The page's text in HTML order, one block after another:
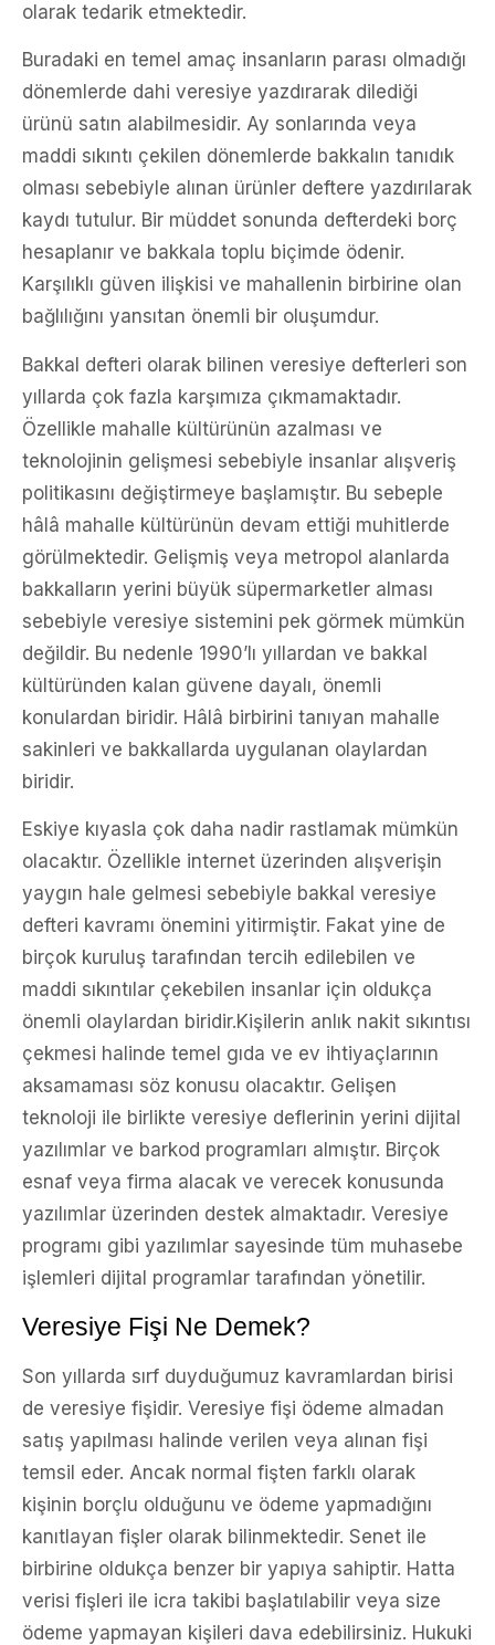
olarak tedarik etmektedir.
Buradaki en temel amaç insanların parası olmadığı
dönemlerde dahi veresiye yazdırarak dilediği
ürünü satın alabilmesidir. Ay sonlarında veya
maddi sıkıntı çekilen dönemlerde bakkalın tanıdık
olması sebebiyle alınan ürünler deftere yazdırılarak
kaydı tutulur. Bir müddet sonunda defterdeki borç
hesaplanır ve bakkala toplu biçimde ödenir.
Karşılıklı güven ilişkisi ve mahallenin birbirine olan
bağlılığını yansıtan önemli bir oluşumdur.
Bakkal defteri olarak bilinen veresiye defterleri son
yıllarda çok fazla karşımıza çıkmamaktadır.
Özellikle mahalle kültürünün azalması ve
teknolojinin gelişmesi sebebiyle insanlar alışveriş
politikasını değiştirmeye başlamıştır. Bu sebeple
hâlâ mahalle kültürünün devam ettiği muhitlerde
görülmektedir. Gelişmiş veya metropol alanlarda
bakkalların yerini büyük süpermarketler alması
sebebiyle veresiye sistemini pek görmek mümkün
değildir. Bu nedenle 1990’lı yıllardan ve bakkal
kültüründen kalan güvene dayalı, önemli
konulardan biridir. Hâlâ birbirini tanıyan mahalle
sakinleri ve bakkallarda uygulanan olaylardan
biridir.
Eskiye kıyasla çok daha nadir rastlamak mümkün
olacaktır. Özellikle internet üzerinden alışverişin
yaygın hale gelmesi sebebiyle bakkal veresiye
defteri kavramı önemini yitirmiştir. Fakat yine de
birçok kuruluş tarafından tercih edilebilen ve
maddi sıkıntılar çekebilen insanlar için oldukça
önemli olaylardan biridir.Kişilerin anlık nakit sıkıntısı
çekmesi halinde temel gıda ve ev ihtiyaçlarının
aksamaması söz konusu olacaktır. Gelişen
teknoloji ile birlikte veresiye deflerinin yerini dijital
yazılımlar ve barkod programları almıştır. Birçok
esnaf veya firma alacak ve verecek konusunda
yazılımlar üzerinden destek almaktadır. Veresiye
programı gibi yazılımlar sayesinde tüm muhasebe
işlemleri dijital programlar tarafından yönetilir.
Veresiye Fişi Ne Demek?
Son yıllarda sırf duyduğumuz kavramlardan birisi
de veresiye fişidir. Veresiye fişi ödeme almadan
satış yapılması halinde verilen veya alınan fişi
temsil eder. Ancak normal fişten farklı olarak
kişinin borçlu olduğunu ve ödeme yapmadığını
kanıtlayan fişler olarak bilinmektedir. Senet ile
birbirine oldukça benzer bir yapıya sahiptir. Hatta
verisi fişleri ile icra takibi başlatılabilir veya size
ödeme yapmayan kişileri dava edebilirsiniz. Hukuki